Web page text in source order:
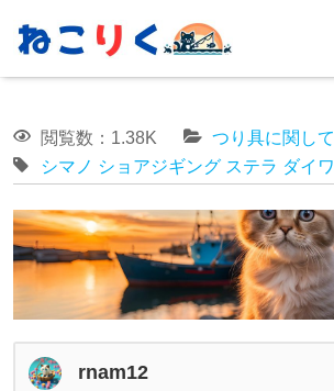
閲覧数：1.38K
つり具に関して
シマノ ショアジギング ステラ ダイワ
rnam12